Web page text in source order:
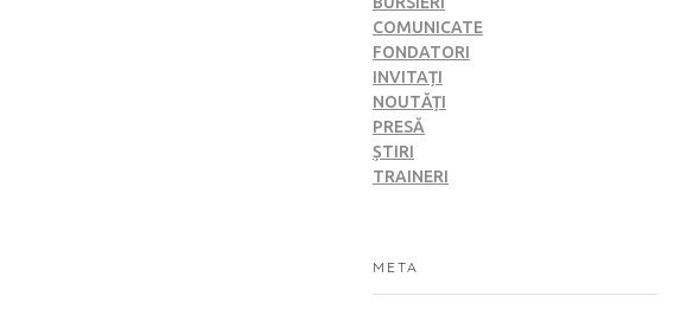
COMUNICATE
FONDATORI
INVITAȚI
NOUTĂȚI
PRESĂ
ȘTIRI
TRAINERI
META